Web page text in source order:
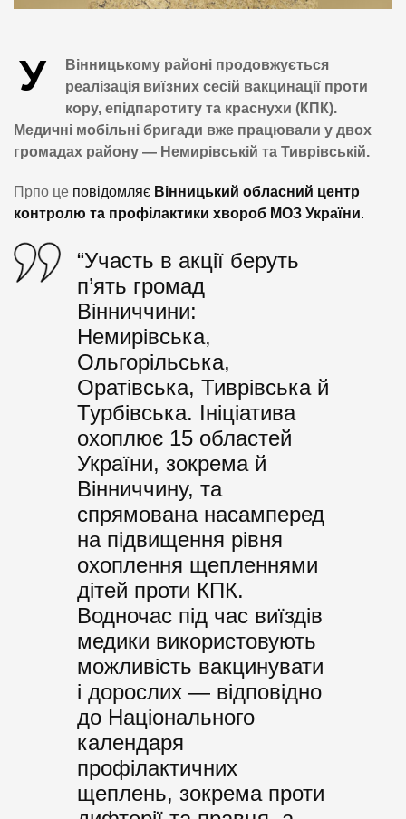
У
Вінницькому районі продовжується
реалізація виїзних сесій вакцинації проти
кору, епідпаротиту та краснухи (КПК).
Медичні мобільні бригади вже працювали у двох
громадах району — Немирівській та Тиврівській.
Прпо це повідомляє Вінницький обласний центр
контролю та профілактики хвороб МОЗ України.
“Участь в акції беруть
п’ять громад
Вінниччини:
Немирівська,
Ольгорільська,
Оратівська, Тиврівська й
Турбівська. Ініціатива
охоплює 15 областей
України, зокрема й
Вінниччину, та
спрямована насамперед
на підвищення рівня
охоплення щепленнями
дітей проти КПК.
Водночас під час виїздів
медики використовують
можливість вакцинувати
і дорослих — відповідно
до Національного
календаря
профілактичних
щеплень, зокрема проти